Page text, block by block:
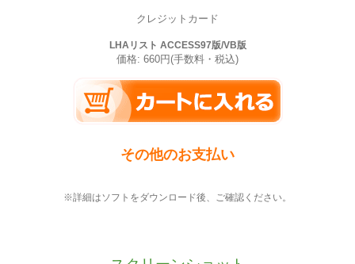
クレジットカード
LHAリスト ACCESS97版/VB版
価格: 660円(手数料・税込)
その他のお支払い
※詳細はソフトをダウンロード後、ご確認ください。